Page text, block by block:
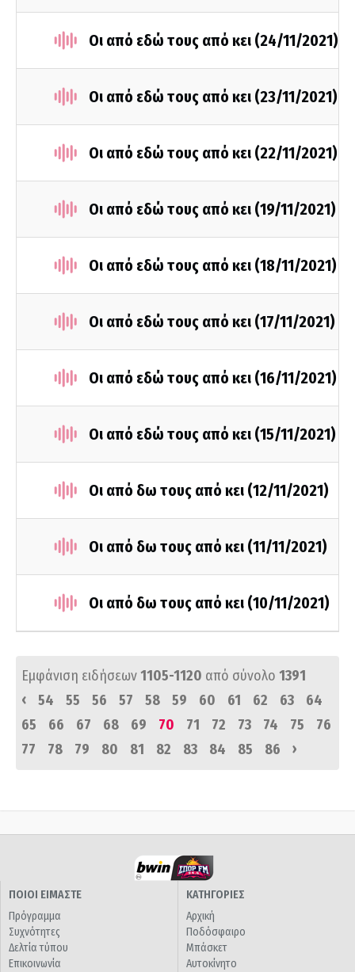
Οι από εδώ τους από κει (24/11/2021)
Οι από εδώ τους από κει (23/11/2021)
Οι από εδώ τους από κει (22/11/2021)
Οι από εδώ τους από κει (19/11/2021)
Οι από εδώ τους από κει (18/11/2021)
Οι από εδώ τους από κει (17/11/2021)
Οι από εδώ τους από κει (16/11/2021)
Οι από εδώ τους από κει (15/11/2021)
Οι από δω τους από κει (12/11/2021)
Οι από δω τους από κει (11/11/2021)
Οι από δω τους από κει (10/11/2021)
Εμφάνιση ειδήσεων1105-1120 από σύνολο 1391
‹
54 55 56 57 58 59 60 61 62 63
64
65
66 67 68 69 70 71 72 73 74 75
76
77
78 79 80 81 82 83 84 85 86 ›
ΠΟΙΟΙ ΕΙΜΑΣΤΕ
Πρόγραμμα
Συχνότητες
Δελτία τύπου
Επικοινωνία
ΚΑΤΗΓΟΡΙΕΣ
Αρχική
Ποδόσφαιρο
Μπάσκετ
Αυτοκίνητο